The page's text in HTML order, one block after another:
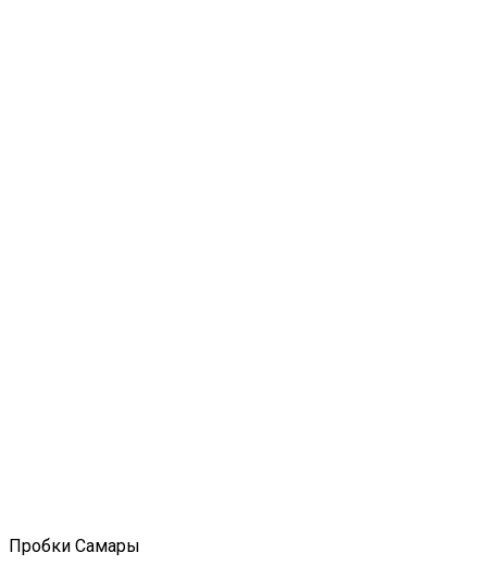
Пробки Самары